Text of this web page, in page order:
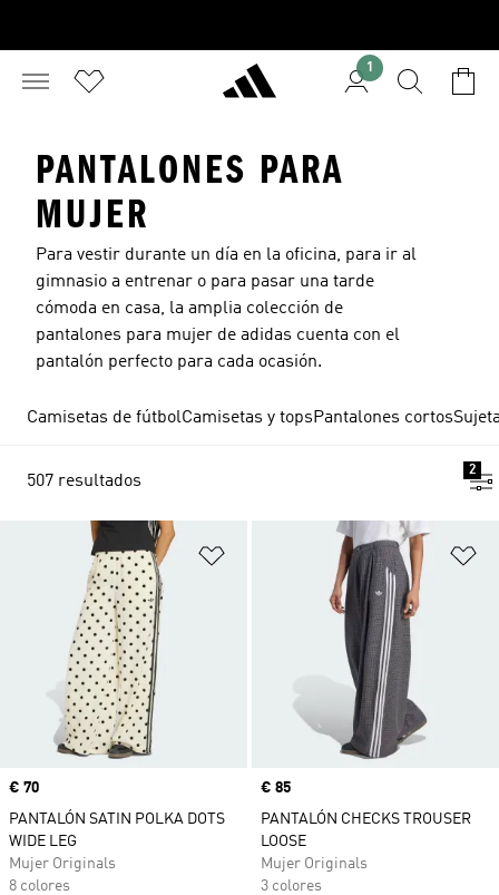
1
PANTALONES PARA
MUJER
Para vestir durante un día en la oficina, para ir al
gimnasio a entrenar o para pasar una tarde
cómoda en casa, la amplia colección de
pantalones para mujer de adidas cuenta con el
pantalón perfecto para cada ocasión.
Camisetas de fútbolCamisetas y topsPantalones cortos
507 resultados
2
Añadir a la lista de deseos
Precio
€ 70
PANTALÓN SATIN POLKA DOTS
WIDE LEG
Mujer Originals
8 colores
Precio
€ 85
PANTALÓN CHECKS TROUSER
LOOSE
Mujer Originals
3 colores